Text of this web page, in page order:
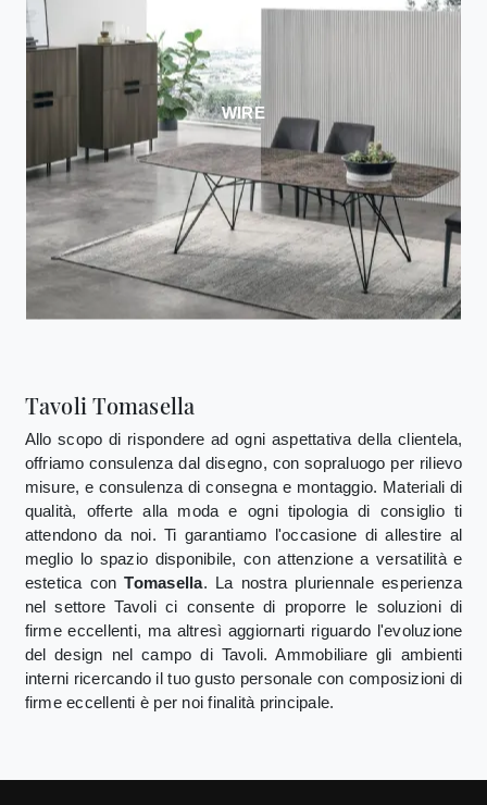
WIRE
Tavoli Tomasella
Allo scopo di rispondere ad ogni aspettativa della clientela,
offriamo consulenza dal disegno, con sopraluogo per rilievo
misure, e consulenza di consegna e montaggio. Materiali di
qualità, offerte alla moda e ogni tipologia di consiglio ti
attendono da noi. Ti garantiamo l'occasione di allestire al
meglio lo spazio disponibile, con attenzione a versatilità e
estetica conTomasella. La nostra pluriennale esperienza
nel settore Tavoli ci consente di proporre le soluzioni di
firme eccellenti, ma altresì aggiornarti riguardo l'evoluzione
del design nel campo di Tavoli. Ammobiliare gli ambienti
interni ricercando il tuo gusto personale con composizioni di
firme eccellenti è per noi finalità principale.